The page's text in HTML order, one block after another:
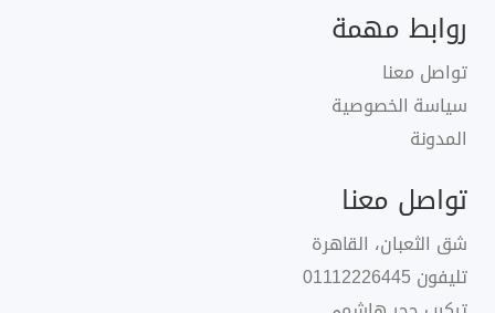
روابط مهمة
تواصل معنا
سياسة الخصوصية
المدونة
تواصل معنا
شق الثعبان، القاهرة
تليفون01112226445